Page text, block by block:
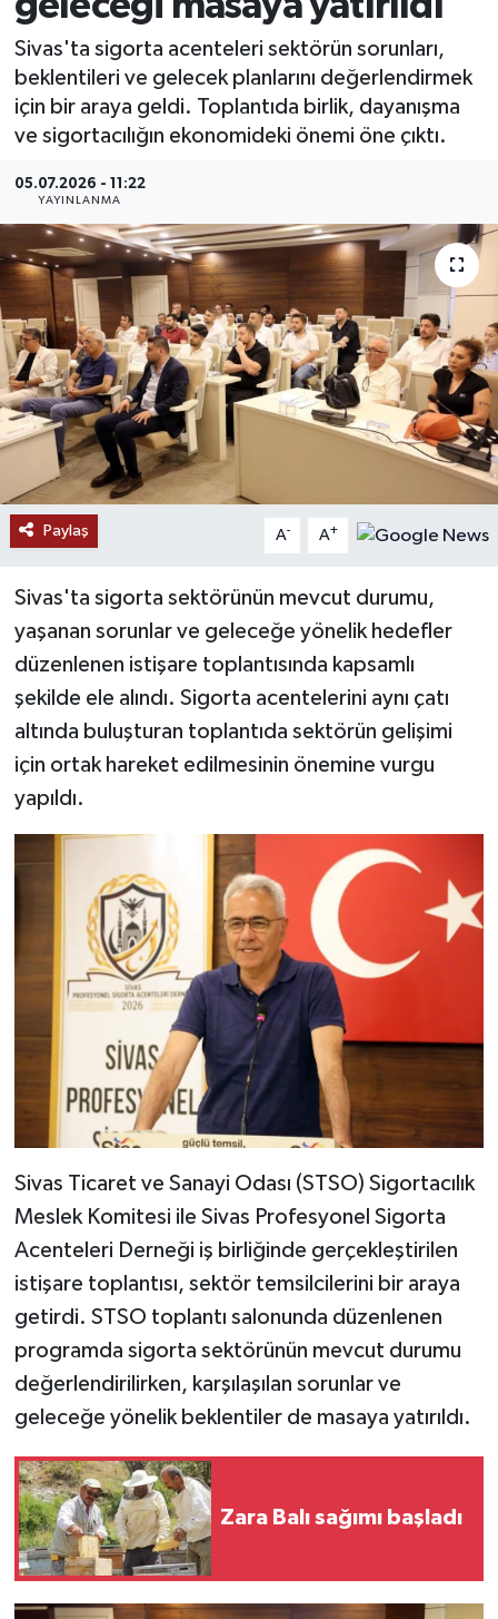
Sivas'ta sigorta acenteleri sektörün sorunları,
beklentileri ve gelecek planlarını değerlendirmek
için bir araya geldi. Toplantıda birlik, dayanışma
ve sigortacılığın ekonomideki önemi öne çıktı.
05.07.2026 - 11:22
YAYINLANMA
Paylaş A- A+
Sivas'ta sigorta sektörünün mevcut durumu,
yaşanan sorunlar ve geleceğe yönelik hedefler
düzenlenen istişare toplantısında kapsamlı
şekilde ele alındı. Sigorta acentelerini aynı çatı
altında buluşturan toplantıda sektörün gelişimi
için ortak hareket edilmesinin önemine vurgu
yapıldı.
Sivas Ticaret ve Sanayi Odası (STSO) Sigortacılık
Meslek Komitesi ile Sivas Profesyonel Sigorta
Acenteleri Derneği iş birliğinde gerçekleştirilen
istişare toplantısı, sektör temsilcilerini bir araya
getirdi. STSO toplantı salonunda düzenlenen
programda sigorta sektörünün mevcut durumu
değerlendirilirken, karşılaşılan sorunlar ve
geleceğe yönelik beklentiler de masaya yatırıldı.
Zara Balı sağımı başladı
MAGAZİN
ÖZEL HABER
RESMİ İLANLAR
SAĞLIK
SİYASET
SOSYAL YARDIMLAR
SPONSORLU YAZI
SPOR
TEKNOLOJİ
YAŞAM